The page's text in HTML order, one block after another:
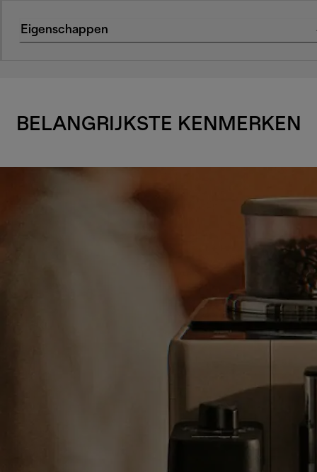
Eigenschappen
BELANGRIJKSTE KENMERKEN